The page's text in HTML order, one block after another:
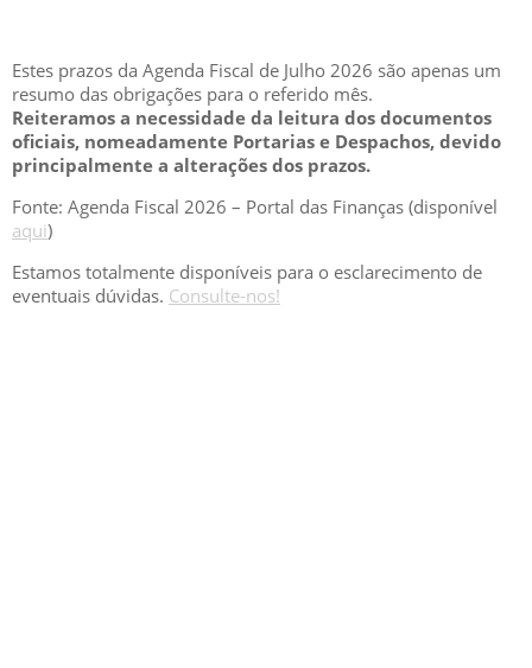
Estes prazos da Agenda Fiscal de Julho 2026 são apenas um
resumo das obrigações para o referido mês.
Reiteramos a necessidade da leitura dos documentos
oficiais, nomeadamente Portarias e Despachos, devido
principalmente a alterações dos prazos.
Fonte: Agenda Fiscal 2026 – Portal das Finanças (disponível
aqui)
Estamos totalmente disponíveis para o esclarecimento de
eventuais dúvidas. Consulte-nos!